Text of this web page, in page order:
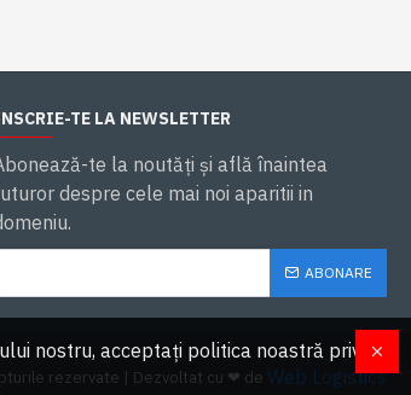
TE LA NEWSLETTER
te la noutăţi și află înaintea
despre cele mai noi aparitii in
ABONARE
rezervate | Dezvoltat cu ❤ de Web Logistics
nostru, acceptați politica noastră privind